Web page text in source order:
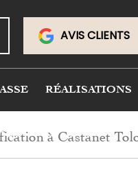
AVIS CLIENTS
RÉALISATIONS
à Castanet